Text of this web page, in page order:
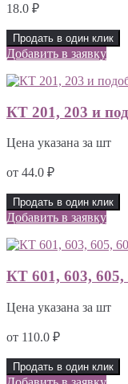
18.0 ₽
Продать в один клик
Добавить в заявку
КТ 201, 203 и
Цена указана за шт
от 44.0 ₽
Продать в один клик
Добавить в заявку
КТ 601, 603,
Цена указана за шт
от 110.0 ₽
Продать в один клик